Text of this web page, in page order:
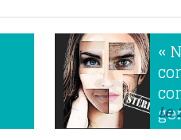
«
Le